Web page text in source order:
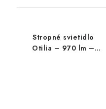
Stropné svietidlo
Otilia – 970 lm –